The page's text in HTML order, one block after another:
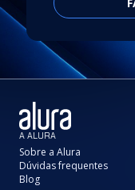
A ALURA
Sobre a Alura
Dúvidas frequentes
Blog